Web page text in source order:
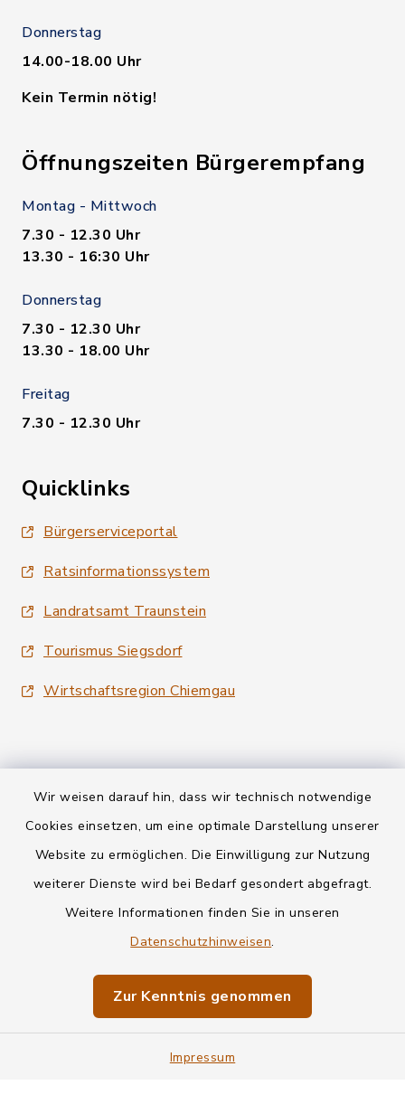
Wir weisen darauf hin, dass wir technisch notwendige
Cookies einsetzen, um eine optimale Darstellung unserer
Website zu ermöglichen. Die Einwilligung zur Nutzung
weiterer Dienste wird bei Bedarf gesondert abgefragt.
Weitere Informationen finden Sie in unseren
Datenschutzhinweisen.
Zur Kenntnis genommen
Impressum
Donnerstag
14.00-18.00 Uhr
Kein Termin nötig!
Öffnungszeiten Bürgerempfang
Montag - Mittwoch
7.30 - 12.30 Uhr
13.30 - 16:30 Uhr
Donnerstag
7.30 - 12.30 Uhr
13.30 - 18.00 Uhr
Freitag
7.30 - 12.30 Uhr
Quicklinks
Bürgerserviceportal
Ratsinformationssystem
Landratsamt Traunstein
Tourismus Siegsdorf
Wirtschaftsregion Chiemgau
Kontakt
Informationspflichten
Impressum
Sitemap